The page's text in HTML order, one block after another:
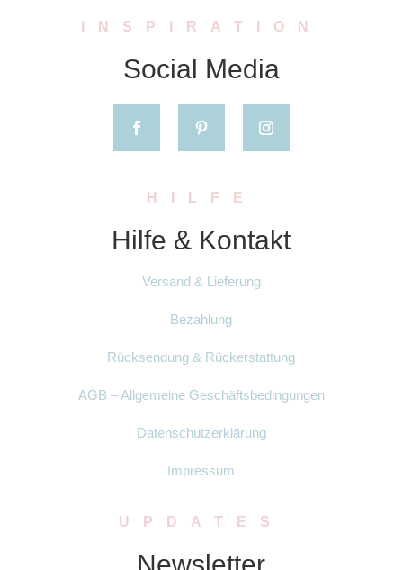
INSPIRATION
Social Media
HILFE
Hilfe & Kontakt
Versand & Lieferung
Bezahlung
Rücksendung & Rückerstattung
AGB – Allgemeine Geschäftsbedingungen
Datenschutzerklärung
Impressum
UPDATES
Newsletter